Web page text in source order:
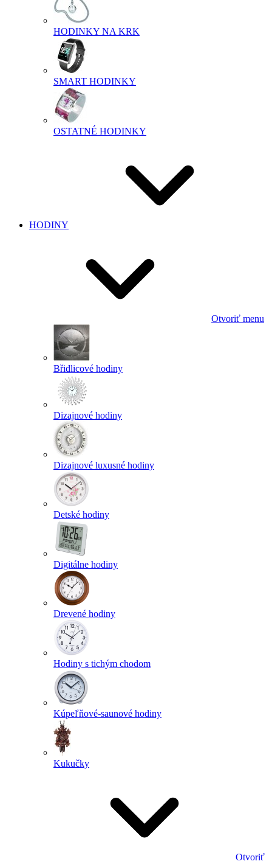
HODINKY NA KRK
SMART HODINKY
OSTATNÉ HODINKY
HODINY
Otvoriť menu
Břidlicové hodiny
Dizajnové hodiny
Dizajnové luxusné hodiny
Detské hodiny
Digitálne hodiny
Drevené hodiny
Hodiny s tichým chodom
Kúpeľňové-saunové hodiny
Kukučky
Otvoriť